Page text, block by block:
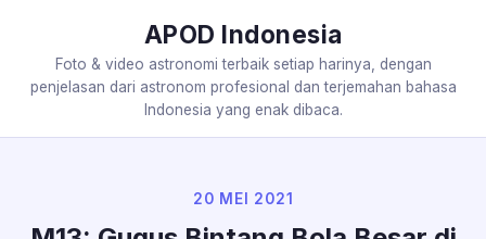
APOD Indonesia
Foto & video astronomi terbaik setiap harinya, dengan
penjelasan dari astronom profesional dan terjemahan bahasa
Indonesia yang enak dibaca.
20 MEI 2021